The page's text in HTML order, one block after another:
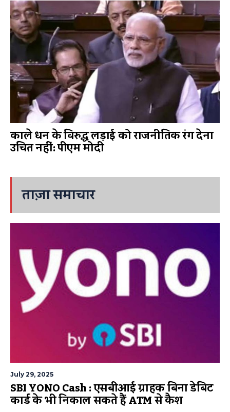
काले धन के विरुद्ध लड़ाई को राजनीतिक रंग देना
उचित नहीं: पीएम मोदी
ताज़ा समाचार
July 29, 2025
SBI YONO Cash : एसबीआई ग्राहक बिना डेबिट
कार्ड के भी निकाल सकते हैं ATM से कैश